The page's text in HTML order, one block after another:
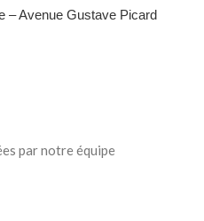
– Avenue Gustave Picard
par notre équipe